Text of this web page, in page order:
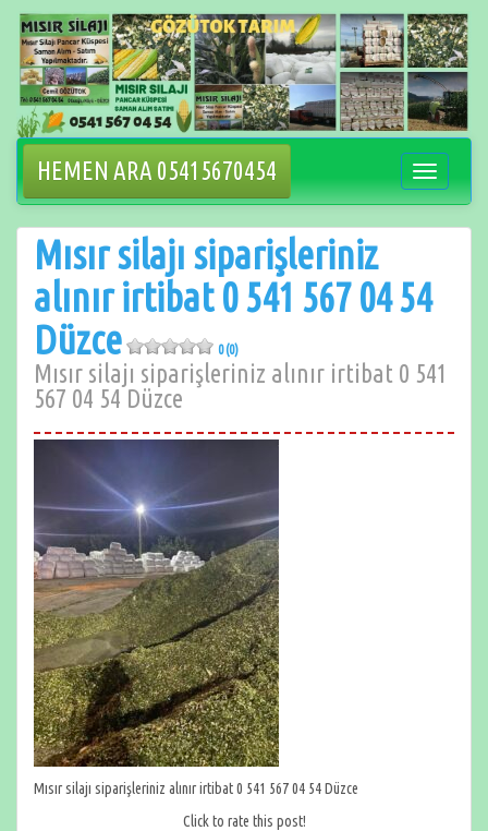
İçeriğe
geçin
HEMEN ARA 05415670454
değiştir
Mısır silajı siparişleriniz
alınır irtibat 0 541 567 04 54
Düzce
0 (0)
Mısır silajı siparişleriniz alınır irtibat 0 541
567 04 54 Düzce
Mısır silajı siparişleriniz alınır irtibat 0 541 567 04 54 Düzce
Click to rate this post!